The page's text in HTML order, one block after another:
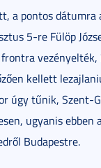
a pontos dátumra
5-re Fülöp
kellett
úgy tűnik, Szent-
ugyanis ebben
Budapestre.